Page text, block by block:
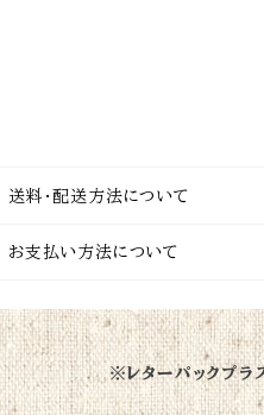
送料・配送方法について
お支払い方法について
※レターパックプラ